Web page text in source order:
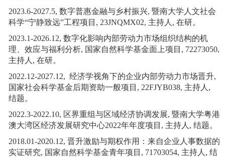
2023.6-2027.5, 数字普惠金融与乡村振兴, 暨南大学人文社会
科学“宁静致远”工程项目 , 23JNQMX02, 主持人 , 在研。
2023.1-2026.12, 数字化影响内部劳动力市场组织结构的机
理、效应与福利分析, 国家自然科学基金面上项目 , 72273050,
主持人 , 在研。
2022.12-2027.12, 经济学视角下的企业内部劳动力市场晋升,
国家社会科学基金后期资助一般项目 , 22FJYB038, 主持人 ,
结题。
2022.3-2022.10, 区界重组与区域经济协调发展, 暨南大学粤港
澳大湾区经济发展研究中心2022年年度项目 , 主持人 , 结题。
2018.01-2020.12, 晋升激励与期权作用：来自企业人事数据的
实证研究, 国家自然科学基金青年项目 , 71703054, 主持人 , 结